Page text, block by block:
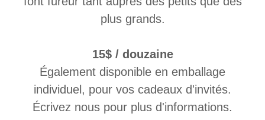
plus grands.
15$ / douzaine
Également disponible en emballage
individuel, pour vos cadeaux d'invités.
Écrivez nous pour plus d'informations.